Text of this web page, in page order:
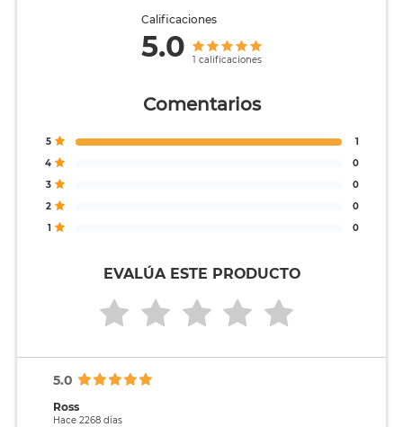
Comentarios
5
1
4
0
3
0
2
0
1
0
Calificaciones
5.0 1 calificaciones
EVALÚA ESTE PRODUCTO
5.0
Ross
Hace 2268 días